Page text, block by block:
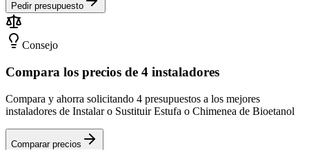
Pedir presupuesto
Consejo
Compara los precios de 4 instaladores
Compara y ahorra solicitando 4 presupuestos a los mejores
instaladores de Instalar o Sustituir Estufa o Chimenea de Bioetanol
Comparar precios